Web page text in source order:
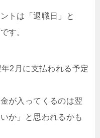
トは「退職日」と
す。
2月に支払われる予定
が入ってくるのは翌
か」と思われるかも